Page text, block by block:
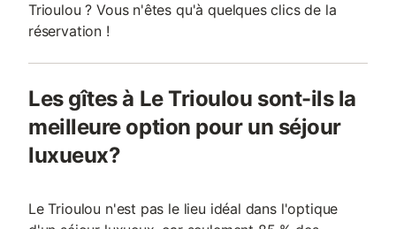
Trioulou ? Vous n'êtes qu'à quelques clics de la
réservation !
Les gîtes à Le Trioulou sont-ils la
meilleure option pour un séjour
luxueux?
Le Trioulou n'est pas le lieu idéal dans l'optique